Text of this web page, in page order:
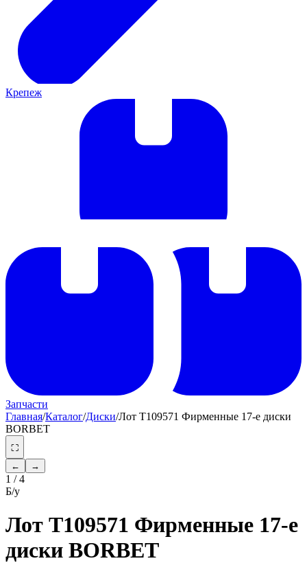
Крепеж
Запчасти
Главная/Каталог/Диски/Лот T109571 Фирменные 17-е диски
BORBET
⛶
←
→
1 /4
Б/у
Лот T109571 Фирменные 17-е
диски BORBET